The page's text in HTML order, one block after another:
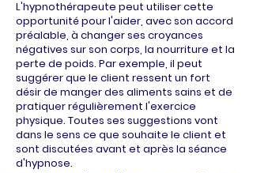
L'hypnothérapeute peut utiliser cette
opportunité pour l'aider, avec son accord
préalable, à changer ses croyances
négatives sur son corps, la nourriture et la
perte de poids. Par exemple, il peut
suggérer que le client ressent un fort
désir de manger des aliments sains et de
pratiquer régulièrement l'exercice
physique. Toutes ses suggestions vont
dans le sens ce que souhaite le client et
sont discutées avant et après la séance
d'hypnose.